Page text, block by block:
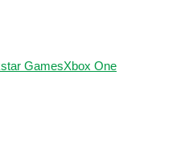
GamesXbox One